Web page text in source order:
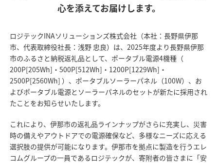
心を添えてお届けします。
ロジテックINAソリューションズ株式会社（本社：長野県伊那
市、代表取締役社長：浅野 忠良）は、2025年度より長野県伊那
市のふるさと納税返礼品として、ポータブル電源4機種（
200P[205Wh]・500P[512Wh]・1200P[1229Wh]・
2500P[2560Wh] ）、ポータブルソーラーパネル（100W）、お
よびポータブル電源とソーラーパネルのセットが新たに採用され
たことをお知らせいたします。
これにより、伊那市の返礼品ラインナップがさらに充実し、災害
時の備えやアウトドアでの電源確保など、多様なニーズに応える
選択肢の提供が可能になります。伊那市を拠点に製造を行うエレ
コムグループの一員であるロジテックが、寄附者の皆さまに「安